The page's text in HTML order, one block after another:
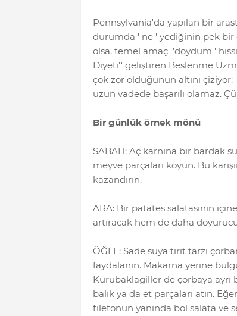
Pennsylvania'da yapılan bir
durumda ''ne'' yediğinin pek bir
olsa, temel amaç ''doydum''
Diyeti'' geliştiren Beslenme
çok zor olduğunun altını
uzun vadede başarılı olamaz.
Bir günlük örnek mönü
SABAH: Aç karnına bir bardak
meyve parçaları koyun. Bu
kazandırın.
ARA: Bir patates salatasının
artıracak hem de daha
ÖĞLE: Sade suya tirit tarzı
faydalanın. Makarna yerine
Kurubaklagiller de çorbaya
balık ya da et parçaları atın.
filetonun yanında bol salata ve